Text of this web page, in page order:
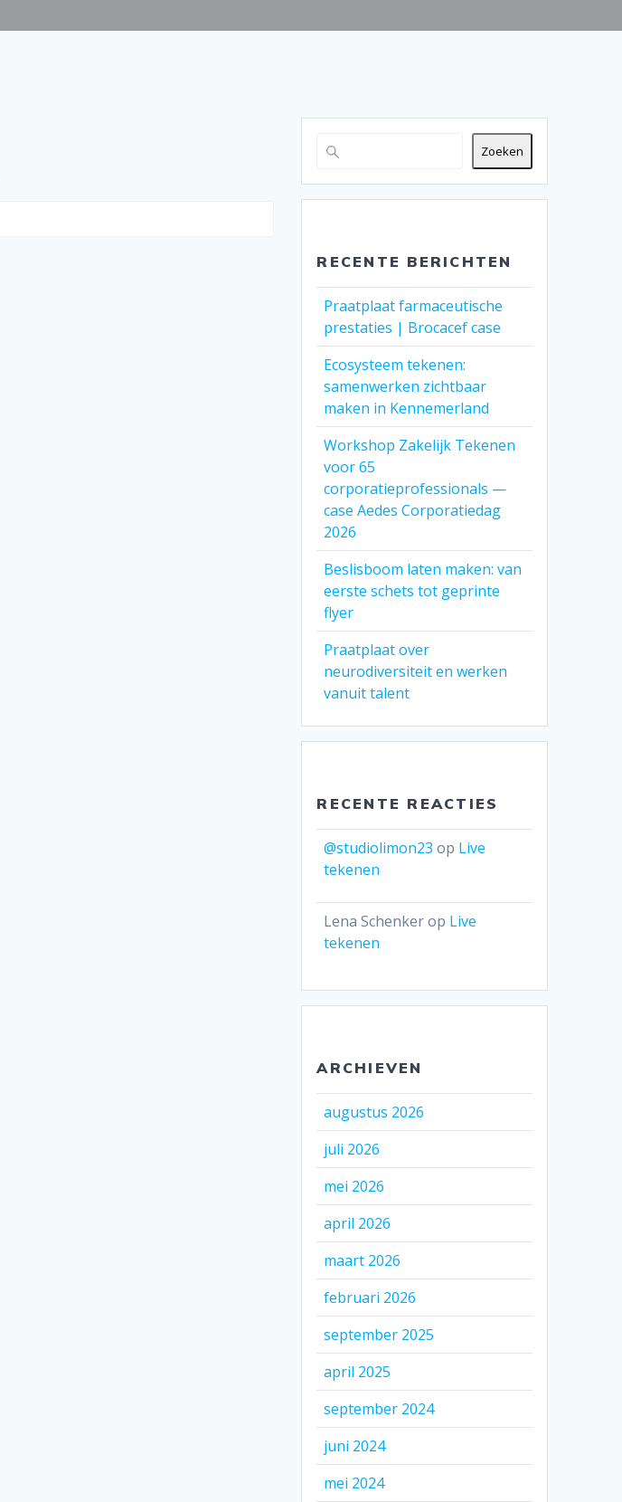
Zoeken
RECENTE BERICHTEN
Praatplaat farmaceutische
prestaties | Brocacef case
Ecosysteem tekenen:
samenwerken zichtbaar
maken in Kennemerland
Workshop Zakelijk Tekenen
voor 65
corporatieprofessionals —
case Aedes Corporatiedag
2026
Beslisboom laten maken: van
eerste schets tot geprinte
flyer
Praatplaat over
neurodiversiteit en werken
vanuit talent
RECENTE REACTIES
@studiolimon23 op Live
tekenen
Lena Schenkerop Live
tekenen
ARCHIEVEN
augustus 2026
juli 2026
mei 2026
april 2026
maart 2026
februari 2026
september 2025
april 2025
september 2024
juni 2024
mei 2024